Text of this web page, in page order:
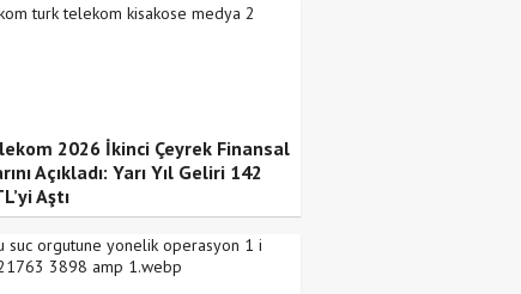
2026 İkinci Çeyrek Finansal
Açıkladı: Yarı Yıl Geliri 142
Aştı